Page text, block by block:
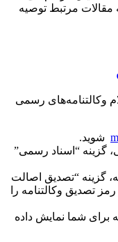
مقالات مرتبط توصیه
وکالتنامه‌های رسمی
شوید.
گزینه “اسناد رسمی”
گزینه “تصدیق اصالت
تصدیق وکالتنامه را
برای شما نمایش داده